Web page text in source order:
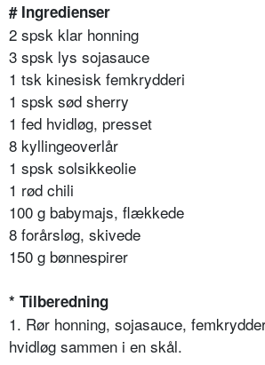
# Ingredienser
2 spsk klar honning
3 spsk lys sojasauce
1 tsk kinesisk femkrydderi
1 spsk sød sherry
1 fed hvidløg, presset
8 kyllingeoverlår
1 spsk solsikkeolie
1 rød chili
100 g babymajs, flækkede
8 forårsløg, skivede
150 g bønnespirer
* Tilberedning
1. Rør honning, sojasauce,
hvidløg sammen i en skål.